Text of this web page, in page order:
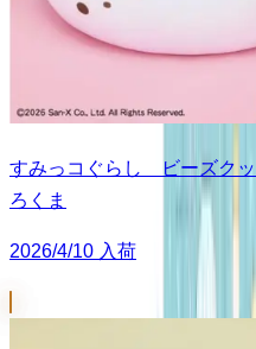
すみっコぐらし ビーズク
ろくま
2026/4/10 入荷